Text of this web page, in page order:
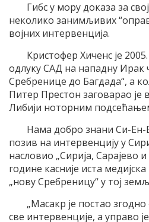
Гибс у мору доказа за
неколико занимљивих
војних интервенција.
Кристофер Хиченс је
одлуку САД на нападну Ирак
Сребренице до Багдада“, а
Питер Престон заговарао је
Либији ноторним
Нама добро знани Си-Ен-
позив на интервенцију у
насловио „Сирија, Сарајево
године касније иста
„нову Сребреницу“ у тој
„Масакр је постао
све интервенције, а управо